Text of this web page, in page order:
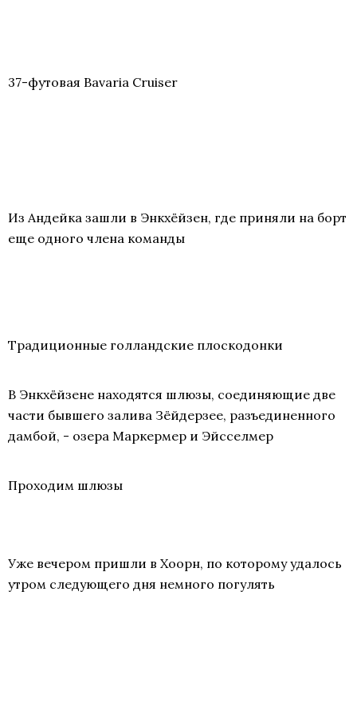
37-футовая Bavaria Cruiser
Из Андейка зашли в Энкхёйзен, где приняли на борт
еще одного члена команды
Традиционные голландские плоскодонки
В Энкхёйзене находятся шлюзы, соединяющие две
части бывшего залива Зёйдерзее, разъединенного
дамбой, - озера Маркермер и Эйсселмер
Проходим шлюзы
Уже вечером пришли в Хоорн, по которому удалось
утром следующего дня немного погулять